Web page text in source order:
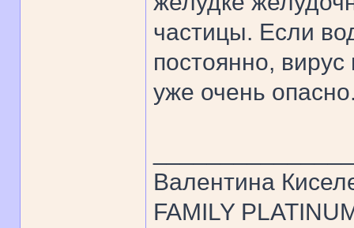
частицы. Если
постоянно,
уже очень
Валентина
FAMILY